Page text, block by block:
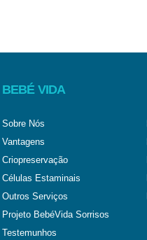
BEBÉ VIDA
Sobre Nós
Vantagens
Criopreservação
Células Estaminais
Outros Serviços
Projeto BebéVida Sorrisos
Testemunhos